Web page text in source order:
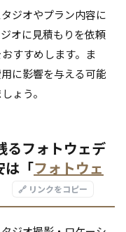
ジオやプラン内容に
オに見積もりを依頼
すすめします。ま
に影響を与える可能
ょう。
るフォトウェデ
は「フォトウェ
🔗 リンクをコピー